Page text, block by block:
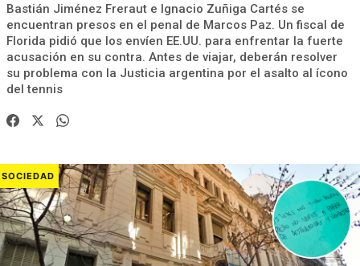
Bastián Jiménez Freraut e Ignacio Zuñiga Cartés se
encuentran presos en el penal de Marcos Paz. Un fiscal de
Florida pidió que los envíen EE.UU. para enfrentar la fuerte
acusación en su contra. Antes de viajar, deberán resolver
su problema con la Justicia argentina por el asalto al ícono
del tennis
SOCIEDAD